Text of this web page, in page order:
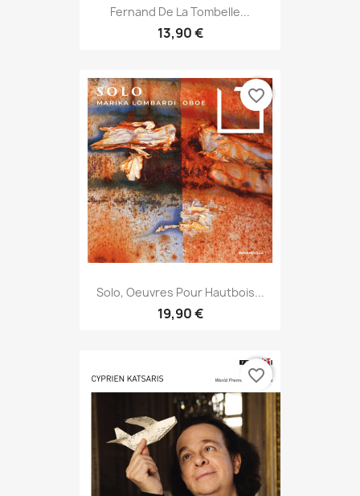
Fernand De La Tombelle...
13,90 €
Solo, Oeuvres Pour Hautbois...
19,90 €
favorite_border
favorite_border